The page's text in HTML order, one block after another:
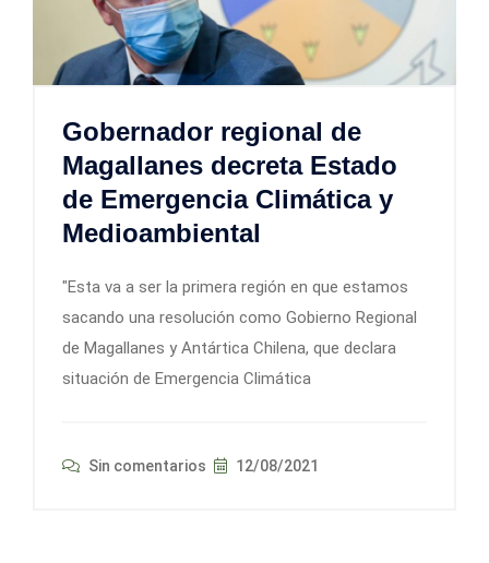
Gobernador regional de
Magallanes decreta Estado
de Emergencia Climática y
Medioambiental
"Esta va a ser la primera región en que estamos
sacando una resolución como Gobierno Regional
de Magallanes y Antártica Chilena, que declara
situación de Emergencia Climática
Sin comentarios 12/08/2021